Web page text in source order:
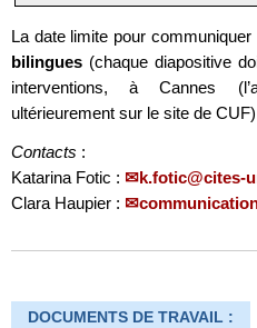
La date limite pour communiquer
bilingues (chaque diapositive
interventions, à Cannes
ultérieurement sur le site de
Contacts :
Katarina Fotic :
k.fotic@cites-
Clara Haupier :
DOCUMENTS DE TRAVAIL :